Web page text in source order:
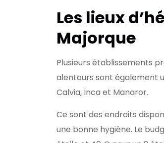
Les lieux
Majorque
Plusieurs établissements
alentours sont également
Calvia, Inca et Manaror.
Ce sont des endroits
une bonne hygiène. Le